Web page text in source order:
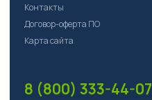
Контакты
Договор-оферта ПО
Карта сайта
8 (800) 333-44-07